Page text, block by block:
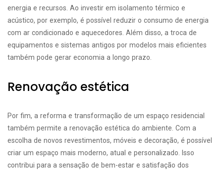
energia e recursos. Ao investir em isolamento térmico e
acústico, por exemplo, é possível reduzir o consumo de energia
com ar condicionado e aquecedores. Além disso, a troca de
equipamentos e sistemas antigos por modelos mais eficientes
também pode gerar economia a longo prazo.
Renovação estética
Por fim, a reforma e transformação de um espaço residencial
também permite a renovação estética do ambiente. Com a
escolha de novos revestimentos, móveis e decoração, é possível
criar um espaço mais moderno, atual e personalizado. Isso
contribui para a sensação de bem-estar e satisfação dos